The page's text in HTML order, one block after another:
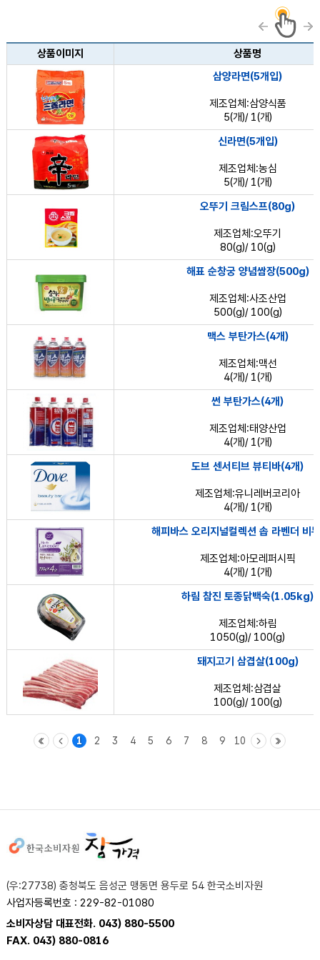
상품이미지
상품명
삼양라면(5개입)
제조업체:삼양식품
5(개)/ 1(개)
신라면(5개입)
제조업체:농심
5(개)/ 1(개)
오뚜기 크림스프(80g)
제조업체:오뚜기
80(g)/ 10(g)
해표 순창궁 양념쌈장(500g)
제조업체:사조산업
500(g)/ 100(g)
맥스 부탄가스(4개)
제조업체:맥선
4(개)/ 1(개)
썬 부탄가스(4개)
제조업체:태양산업
4(개)/ 1(개)
도브 센서티브 뷰티바(4개)
제조업체:유니레버코리아
4(개)/ 1(개)
해피바스 오리지널컬렉션 솝 라벤더 비
제조업체:아모레퍼시픽
4(개)/ 1(개)
하림 참진 토종닭백숙(1.05kg)
제조업체:하림
1050(g)/ 100(g)
돼지고기 삼겹살(100g)
제조업체:삼겹살
100(g)/ 100(g)
1 2 3 4 5 6 7 8 9 10
(우:27738) 충청북도 음성군 맹동면 용두로 54 한국소비자원
사업자등록번호 : 229-82-01080
소비자상담 대표전화. 043) 880-5500
FAX. 043) 880-0816